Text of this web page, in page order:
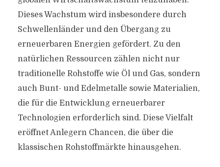
Dieses Wachstum wird insbesondere durch
Schwellenländer und den Übergang zu
erneuerbaren Energien gefördert. Zu den
natürlichen Ressourcen zählen nicht nur
traditionelle Rohstoffe wie Öl und Gas, sondern
auch Bunt- und Edelmetalle sowie Materialien,
die für die Entwicklung erneuerbarer
Technologien erforderlich sind. Diese Vielfalt
eröffnet Anlegern Chancen, die über die
klassischen Rohstoffmärkte hinausgehen.